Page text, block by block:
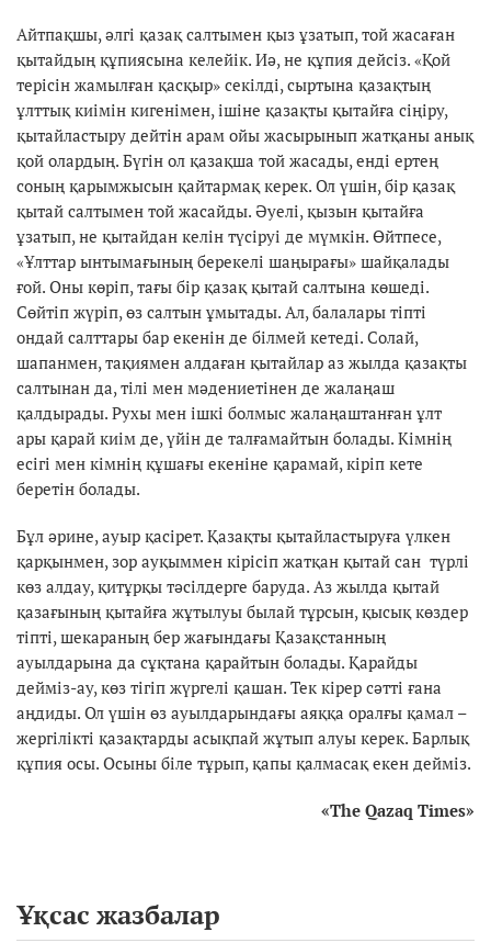
Айтпақшы, әлгі қазақ салтымен қыз ұзатып, той жасаған
қытайдың құпиясына келейік. Иә, не құпия дейсіз. «Қой
терісін жамылған қасқыр» секілді, сыртына қазақтың
ұлттық киімін кигенімен, ішіне қазақты қытайға сіңіру,
қытайластыру дейтін арам ойы жасырынып жатқаны анық
қой олардың. Бүгін ол қазақша той жасады, енді ертең
соның қарымжысын қайтармақ керек. Ол үшін, бір қазақ
қытай салтымен той жасайды. Әуелі, қызын қытайға
ұзатып, не қытайдан келін түсіруі де мүмкін. Өйтпесе,
«Ұлттар ынтымағының берекелі шаңырағы» шайқалады
ғой. Оны көріп, тағы бір қазақ қытай салтына көшеді.
Сөйтіп жүріп, өз салтын ұмытады. Ал, балалары тіпті
ондай салттары бар екенін де білмей кетеді. Солай,
шапанмен, тақиямен алдаған қытайлар аз жылда қазақты
салтынан да, тілі мен мәдениетінен де жалаңаш
қалдырады. Рухы мен ішкі болмыс жалаңаштанған ұлт
ары қарай киім де, үйін де талғамайтын болады. Кімнің
есігі мен кімнің құшағы екеніне қарамай, кіріп кете
беретін болады.
Бұл әрине, ауыр қасірет. Қазақты қытайластыруға үлкен
қарқынмен, зор ауқыммен кірісіп жатқан қытай сан түрлі
көз алдау, қитұрқы тәсілдерге баруда. Аз жылда қытай
қазағының қытайға жұтылуы былай тұрсын, қысық көздер
тіпті, шекараның бер жағындағы Қазақстанның
ауылдарына да сұқтана қарайтын болады. Қарайды
дейміз-ау, көз тігіп жүргелі қашан. Тек кірер сәтті ғана
аңдиды. Ол үшін өз ауылдарындағы аяққа оралғы қамал –
жергілікті қазақтарды асықпай жұтып алуы керек. Барлық
құпия осы. Осыны біле тұрып, қапы қалмасақ екен дейміз.
«The Qazaq Times»
Ұқсас жазбалар